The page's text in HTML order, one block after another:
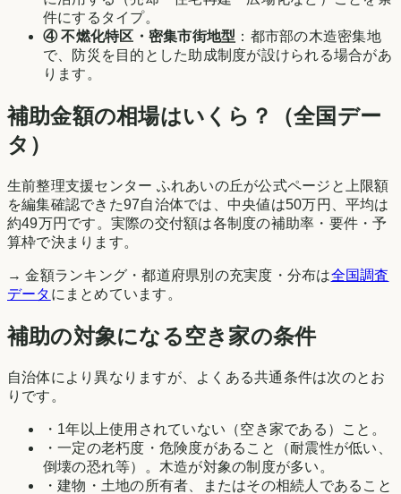
件にするタイプ。
④ 不燃化特区・密集市街地型 ：都市部の木造密集地
で、防災を目的とした助成制度が設けられる場合があ
ります。
補助金額の相場はいくら？（全国デー
タ）
生前整理支援センター ふれあいの丘が公式ページと上限額
を編集確認できた97自治体では、中央値は50万円、平均は
約49万円です。実際の交付額は各制度の補助率・要件・予
算枠で決まります。
→ 金額ランキング・都道府県別の充実度・分布は全国調査
データ にまとめています。
補助の対象になる空き家の条件
自治体により異なりますが、よくある共通条件は次のとお
りです。
・1年以上使用されていない（空き家である）こと。
・一定の老朽度・危険度があること（耐震性が低い、
倒壊の恐れ等）。木造が対象の制度が多い。
・建物・土地の所有者、またはその相続人であること